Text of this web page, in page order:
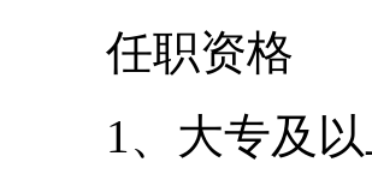
任职资格
1、大专及